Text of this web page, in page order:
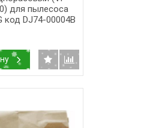
для пылесоса
код DJ74-00004B